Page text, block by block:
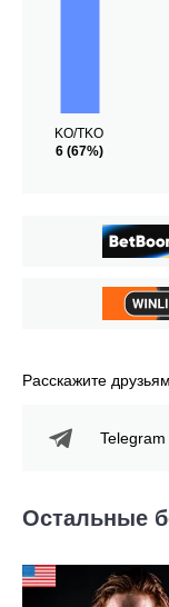
KO/TKO
6(67%)
Расскажите друзьям
Telegram
Остальные